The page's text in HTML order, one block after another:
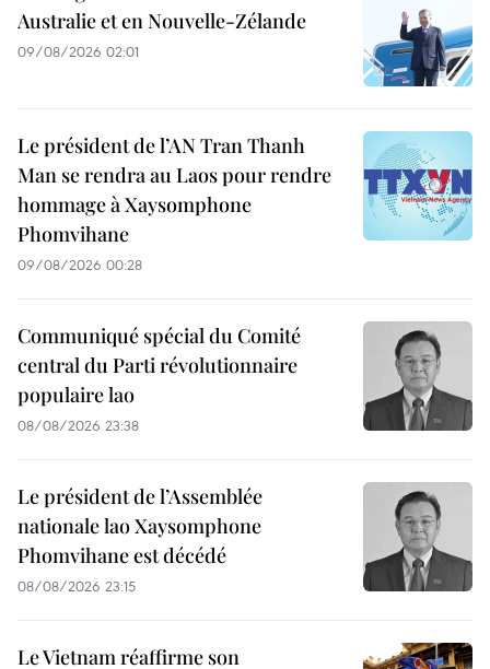
Australie et en Nouvelle-Zélande
09/08/2026 02:01
Le président de l’AN Tran Thanh
Man se rendra au Laos pour rendre
hommage à Xaysomphone
Phomvihane
09/08/2026 00:28
Communiqué spécial du Comité
central du Parti révolutionnaire
populaire lao
08/08/2026 23:38
Le président de l’Assemblée
nationale lao Xaysomphone
Phomvihane est décédé
08/08/2026 23:15
Le Vietnam réaffirme son